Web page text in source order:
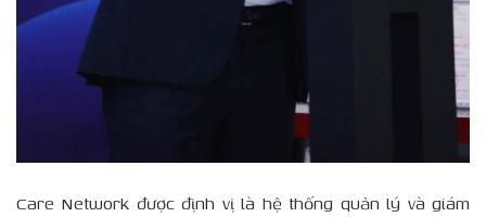
Care Network được định vị là hệ thống quản lý và giám